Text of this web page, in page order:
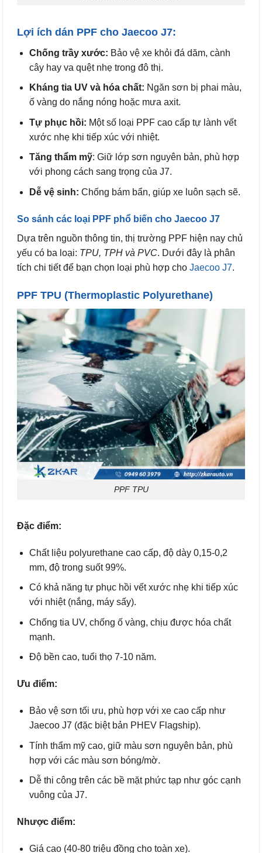
Lợi ích dán PPF cho Jaecoo J7:
Chống trầy xước: Bảo vệ xe khỏi đá dăm, cành
cây hay va quệt nhẹ trong đô thị.
Kháng tia UV và hóa chất: Ngăn sơn bị phai màu,
ố vàng do nắng nóng hoặc mưa axit.
Tự phục hồi: Một số loại PPF cao cấp tự lành vết
xước nhẹ khi tiếp xúc với nhiệt.
Tăng thẩm mỹ: Giữ lớp sơn nguyên bản, phù hợp
với phong cách sang trọng của J7.
Dễ vệ sinh: Chống bám bẩn, giúp xe luôn sạch sẽ.
So sánh các loại PPF phổ biến cho Jaecoo J7
Dựa trên nguồn thông tin, thị trường PPF hiện nay chủ
yếu có ba loại: TPU, TPH và PVC. Dưới đây là phân
tích chi tiết để bạn chọn loại phù hợp cho Jaecoo J7.
PPF TPU (Thermoplastic Polyurethane)
PPF TPU
Đặc điểm:
Chất liệu polyurethane cao cấp, độ dày 0,15-0,2
mm, độ trong suốt 99%.
Có khả năng tự phục hồi vết xước nhẹ khi tiếp xúc
với nhiệt (nắng, máy sấy).
Chống tia UV, chống ố vàng, chịu được hóa chất
mạnh.
Độ bền cao, tuổi thọ 7-10 năm.
Ưu điểm:
Bảo vệ sơn tối ưu, phù hợp với xe cao cấp như
Jaecoo J7 (đặc biệt bản PHEV Flagship).
Tính thẩm mỹ cao, giữ màu sơn nguyên bản, phù
hợp với các màu sơn bóng/mờ.
Dễ thi công trên các bề mặt phức tạp như góc cạnh
vuông của J7.
Nhược điểm:
Giá cao (40-80 triệu đồng cho toàn xe).